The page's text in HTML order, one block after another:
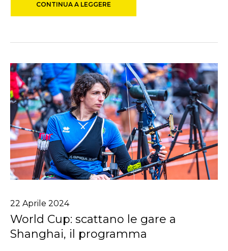
CONTINUA A LEGGERE
22 Aprile 2024
World Cup: scattano le gare a
Shanghai, il programma